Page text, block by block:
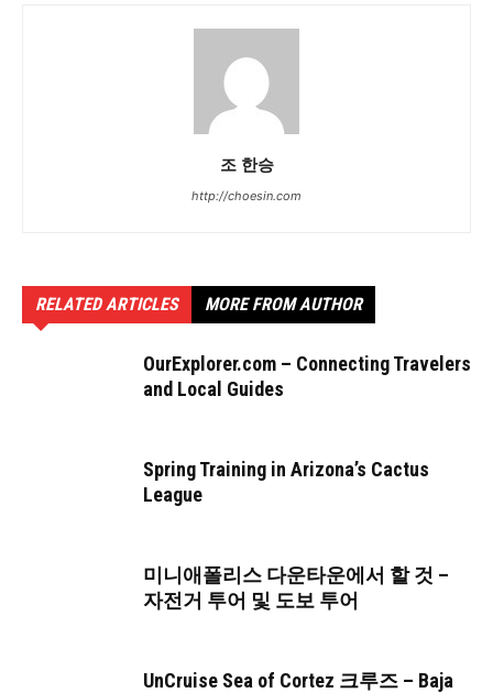
조 한승
http://choesin.com
RELATED ARTICLES MORE FROM AUTHOR
OurExplorer.com – Connecting Travelers
and Local Guides
Spring Training in Arizona’s Cactus
League
미니애폴리스 다운타운에서 할 것 –
자전거 투어 및 도보 투어
UnCruise Sea of ​​Cortez 크루즈 – Baja